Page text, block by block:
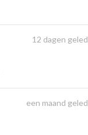
12 dagen
een maand